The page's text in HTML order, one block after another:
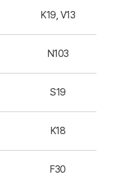
K19, V13
N103
S19
K18
F30